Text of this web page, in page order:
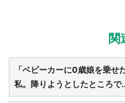
関
「ベビーカーに0歳娘を乗せ
私。降りようとしたところ